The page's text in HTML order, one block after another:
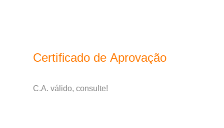
Certificado de Aprovação
C.A. válido, consulte!